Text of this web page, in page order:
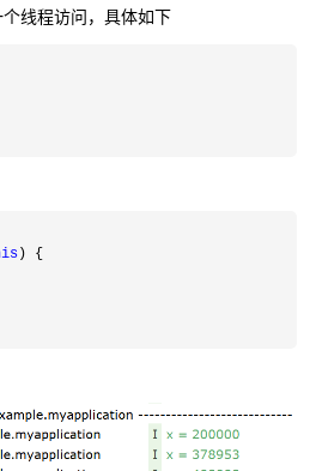
线程访问，具体如下
) {